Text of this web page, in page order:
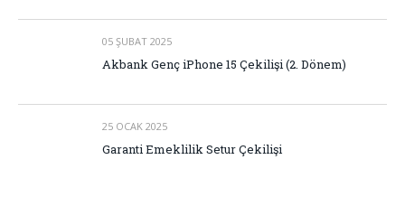
05 ŞUBAT 2025
Akbank Genç iPhone 15 Çekilişi (2. Dönem)
25 OCAK 2025
Garanti Emeklilik Setur Çekilişi